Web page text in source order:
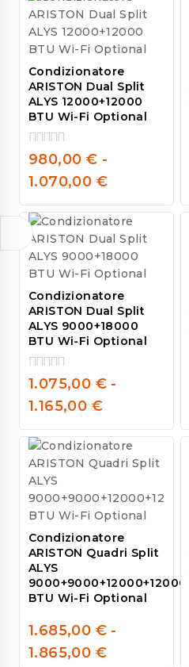
Condizionatore
ARISTON Dual Split
ALYS 12000+12000
BTU Wi-Fi Optional
0
out
of
5
980,00 € -
1.070,00 €
Condizionatore
ARISTON Dual Split
ALYS 9000+18000
BTU Wi-Fi Optional
0
out
of
5
1.075,00 € -
1.165,00 €
Condizionatore
ARISTON Quadri Split
ALYS
9000+9000+12000+12000
BTU Wi-Fi Optional
out
1.685,00 € -
1.865,00 €